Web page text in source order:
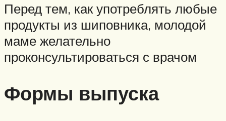
Перед тем, как употреблять любые
продукты из шиповника, молодой
маме желательно
проконсультироваться с врачом
Формы выпуска